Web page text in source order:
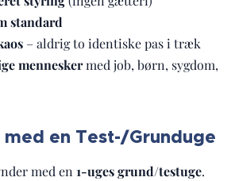
standard
– aldrig to identiske pas i træk
menneskermed job, børn, sygdom,
med en Test-/Grunduge
med en 1-uges grund/testuge.